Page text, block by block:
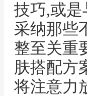
技巧,或
采纳那些
整至关重
肤搭配方
将注意力